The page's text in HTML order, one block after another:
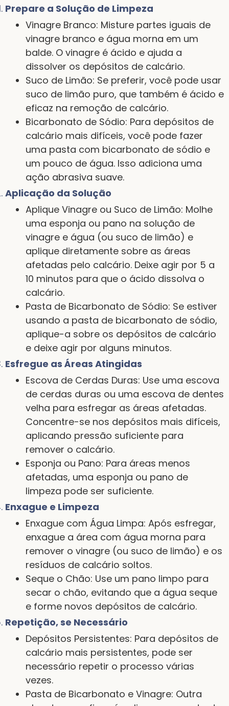
Prepare a Solução de Limpeza
Vinagre Branco: Misture partes iguais de
vinagre branco e água morna em um
balde. O vinagre é ácido e ajuda a
dissolver os depósitos de calcário.
Suco de Limão: Se preferir, você pode usar
suco de limão puro, que também é ácido e
eficaz na remoção de calcário.
Bicarbonato de Sódio: Para depósitos de
calcário mais difíceis, você pode fazer
uma pasta com bicarbonato de sódio e
um pouco de água. Isso adiciona uma
ação abrasiva suave.
Aplicação da Solução
Aplique Vinagre ou Suco de Limão: Molhe
uma esponja ou pano na solução de
vinagre e água (ou suco de limão) e
aplique diretamente sobre as áreas
afetadas pelo calcário. Deixe agir por 5 a
10 minutos para que o ácido dissolva o
calcário.
Pasta de Bicarbonato de Sódio: Se estiver
usando a pasta de bicarbonato de sódio,
aplique-a sobre os depósitos de calcário
e deixe agir por alguns minutos.
Esfregue as Áreas Atingidas
Escova de Cerdas Duras: Use uma escova
de cerdas duras ou uma escova de dentes
velha para esfregar as áreas afetadas.
Concentre-se nos depósitos mais difíceis,
aplicando pressão suficiente para
remover o calcário.
Esponja ou Pano: Para áreas menos
afetadas, uma esponja ou pano de
limpeza pode ser suficiente.
Enxague e Limpeza
Enxague com Água Limpa: Após esfregar,
enxague a área com água morna para
remover o vinagre (ou suco de limão) e os
resíduos de calcário soltos.
Seque o Chão: Use um pano limpo para
secar o chão, evitando que a água seque
e forme novos depósitos de calcário.
Repetição, se Necessário
Depósitos Persistentes: Para depósitos de
calcário mais persistentes, pode ser
necessário repetir o processo várias
vezes.
Pasta de Bicarbonato e Vinagre: Outra